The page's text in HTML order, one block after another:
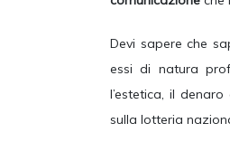
Devi sapere che
essi di natura
l’estetica, il
sulla lotteria